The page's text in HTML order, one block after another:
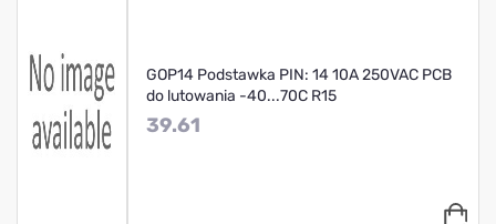
GOP14 Podstawka PIN: 14 10A 250VAC PCB
do lutowania -40...70C R15
39.61